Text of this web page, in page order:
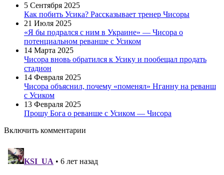
5 Сентября 2025
Как побить Усика? Рассказывает тренер Чисоры
21 Июля 2025
«Я бы подрался с ним в Украине» — Чисора о
потенциальном реванше с Усиком
14 Марта 2025
Чисора вновь обратился к Усику и пообещал продать
стадион
14 Февраля 2025
Чисора объяснил, почему «поменял» Нганну на реванш
с Усиком
13 Февраля 2025
Прошу Бога о реванше с Усиком — Чисора
Включить комментарии